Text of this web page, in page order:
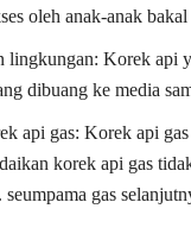
oleh anak-anak
lingkungan: Korek api
dibuang ke media
api gas: Korek api
korek api gas
gas